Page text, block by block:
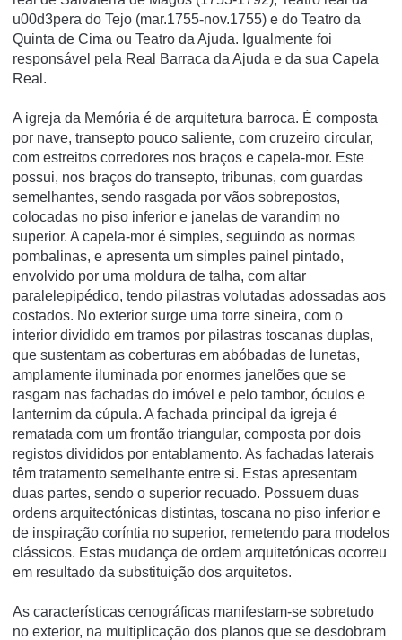
u00d3pera do Tejo (mar.1755-nov.1755) e do Teatro da
Quinta de Cima ou Teatro da Ajuda. Igualmente foi
responsável pela Real Barraca da Ajuda e da sua Capela
Real.
A igreja da Memória é de arquitetura barroca. É composta
por nave, transepto pouco saliente, com cruzeiro circular,
com estreitos corredores nos braços e capela-mor. Este
possui, nos braços do transepto, tribunas, com guardas
semelhantes, sendo rasgada por vãos sobrepostos,
colocadas no piso inferior e janelas de varandim no
superior. A capela-mor é simples, seguindo as normas
pombalinas, e apresenta um simples painel pintado,
envolvido por uma moldura de talha, com altar
paralelepipédico, tendo pilastras volutadas adossadas aos
costados. No exterior surge uma torre sineira, com o
interior dividido em tramos por pilastras toscanas duplas,
que sustentam as coberturas em abóbadas de lunetas,
amplamente iluminada por enormes janelões que se
rasgam nas fachadas do imóvel e pelo tambor, óculos e
lanternim da cúpula. A fachada principal da igreja é
rematada com um frontão triangular, composta por dois
registos divididos por entablamento. As fachadas laterais
têm tratamento semelhante entre si. Estas apresentam
duas partes, sendo o superior recuado. Possuem duas
ordens arquitectónicas distintas, toscana no piso inferior e
de inspiração corí­ntia no superior, remetendo para modelos
clássicos. Estas mudança de ordem arquitetónicas ocorreu
em resultado da substituição dos arquitetos.
As caracterí­sticas cenográficas manifestam-se sobretudo
no exterior, na multiplicação dos planos que se desdobram